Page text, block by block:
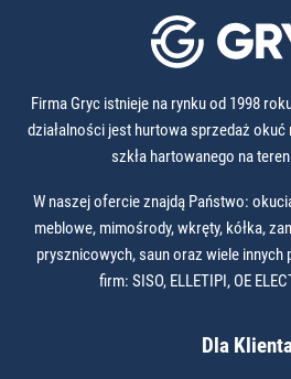
Firma Gryc istnieje na rynku od 1998
działalności jest hurtowa sprzedaż
szkła hartowanego na
W naszej ofercie znajdą Państwo:
meblowe, mimośrody, wkręty, kółka,
prysznicowych, saun oraz wiele
firm: SISO, ELLETIPI, OE
Dla